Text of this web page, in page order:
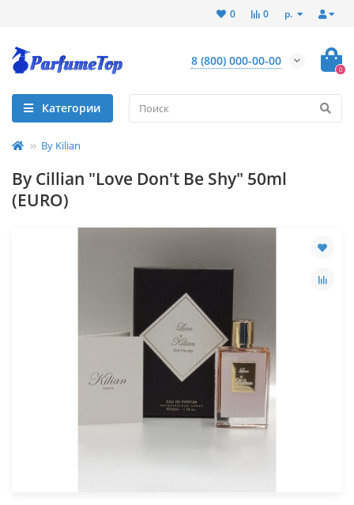
р.
0
0
8 (800) 000-00-00
0
Категории
By Kilian
By Cillian "Love Don't Be Shy" 50ml
(EURO)